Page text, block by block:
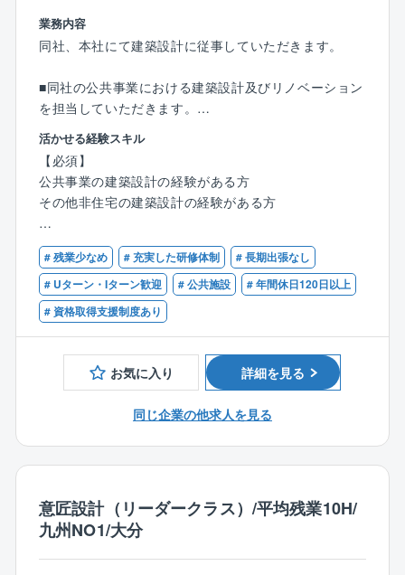
明確な給与設定と人事評価制度により、あなたのスキ
ル、経験、そして会社への貢献度を正当に評価しま
す。
設計職にも歩合給制度を導入しており、成果が直接報
酬に結びつくため、高いモチベーションを持って業務
に取り組むことができます。
業務内容
同社、本社にて建築設計に従事していただきます。
■同社の公共事業における建築設計及びリノベーション
を担当していただきます。
【具体的な業務】
■自治体、国交省、防衛省の公共事業の案件を主に担当
いたします。
（例：自衛隊の宿舎、倉庫、河川の水門操作室、道の
駅など）
■業務内容としては図面作成・修正・チェック、各種書
類作成、法規申請、リーガルチェック、施主・協力会
社との打合せ その他
■学校、公民館、記念館などの既存の公共事業のリノベ
ーションにも携わることもあり、幅広い分野にてご活
躍することが可能です。
・国や大分県をはじめ、九州各地の地方自治体で数多
術力を誇っています。
ど、業界でも名が知れているほど。グッドデザイン賞2
020も受賞。
各分野とも地方にいながら、国レベルの仕事ができる
のも一つの魅力です。
活かせる経験スキル
【必須】
公共事業の建築設計の経験がある方
その他非住宅の建築設計の経験がある方
【歓迎】
一級建築士
二級建築士
# 残業少なめ # 充実した研修体制
# 長期出張なし
# Uターン・Iターン歓迎
# 公共施設
# 年間休日120日以上
# 資格取得支援制度あり
お気に入り 詳細を見る
同じ企業の他求人を見る
意匠設計（リーダークラス）/平均残業10H/
九州NO1/大分